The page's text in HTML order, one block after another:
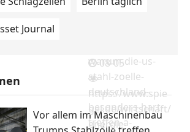
Journal
Vor allem im Maschinenbau
warum-die-us-
stahl-zoelle-
deutschland-
besonders-hart-
treffen-a-
08-05
https://www.spie
gel.de/wirtschaft/
energie-